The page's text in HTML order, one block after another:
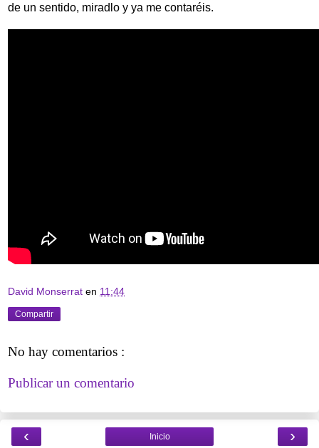
de un sentido, miradlo y ya me contaréis.
David Monserrat en 11:44
Compartir
No hay comentarios :
Publicar un comentario
‹ ›
Inicio